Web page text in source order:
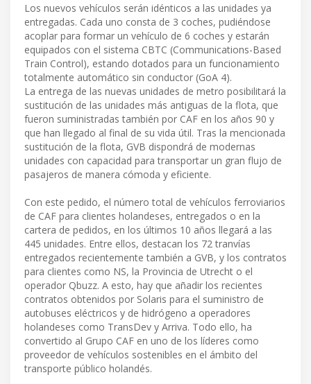
Los nuevos vehículos serán idénticos a las unidades ya
entregadas. Cada uno consta de 3 coches, pudiéndose
acoplar para formar un vehículo de 6 coches y estarán
equipados con el sistema CBTC (Communications-Based
Train Control), estando dotados para un funcionamiento
totalmente automático sin conductor (GoA 4).
La entrega de las nuevas unidades de metro posibilitará la
sustitución de las unidades más antiguas de la flota, que
fueron suministradas también por CAF en los años 90 y
que han llegado al final de su vida útil. Tras la mencionada
sustitución de la flota, GVB dispondrá de modernas
unidades con capacidad para transportar un gran flujo de
pasajeros de manera cómoda y eficiente.
Con este pedido, el número total de vehículos ferroviarios
de CAF para clientes holandeses, entregados o en la
cartera de pedidos, en los últimos 10 años llegará a las
445 unidades. Entre ellos, destacan los 72 tranvías
entregados recientemente también a GVB, y los contratos
para clientes como NS, la Provincia de Utrecht o el
operador Qbuzz. A esto, hay que añadir los recientes
contratos obtenidos por Solaris para el suministro de
autobuses eléctricos y de hidrógeno a operadores
holandeses como TransDev y Arriva. Todo ello, ha
convertido al Grupo CAF en uno de los líderes como
proveedor de vehículos sostenibles en el ámbito del
transporte público holandés.